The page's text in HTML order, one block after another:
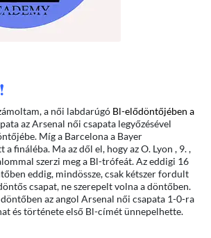
a női labdarúgó Bl-elődöntőjében a
az Arsenal női csapata legyőzésével
Míg a Barcelona a Bayer
fináléba. Ma az dől el, hogy az O. Lyon , 9. ,
szerzi meg a Bl-trófeát. Az eddigi 16
eddig, mindössze, csak kétszer fordult
csapat, ne szerepelt volna a döntőben.
az angol Arsenal női csapata 1-0-ra
és története első Bl-címét ünnepelhette.